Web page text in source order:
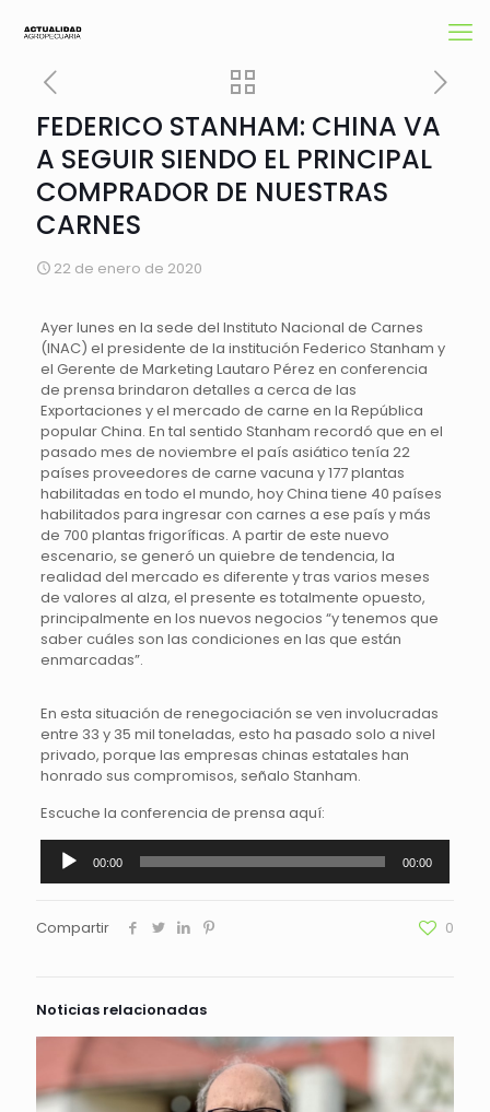
FEDERICO STANHAM: CHINA VA
A SEGUIR SIENDO EL PRINCIPAL
COMPRADOR DE NUESTRAS
CARNES
22 de enero de 2020
Ayer lunes en la sede del Instituto Nacional de Carnes
(INAC) el presidente de la institución Federico Stanham y
el Gerente de Marketing Lautaro Pérez en conferencia
de prensa brindaron detalles a cerca de las
Exportaciones y el mercado de carne en la República
popular China. En tal sentido Stanham recordó que en el
pasado mes de noviembre el país asiático tenía 22
países proveedores de carne vacuna y 177 plantas
habilitadas en todo el mundo, hoy China tiene 40 países
habilitados para ingresar con carnes a ese país y más
de 700 plantas frigoríficas. A partir de este nuevo
escenario, se generó un quiebre de tendencia, la
realidad del mercado es diferente y tras varios meses
de valores al alza, el presente es totalmente opuesto,
principalmente en los nuevos negocios “y tenemos que
saber cuáles son las condiciones en las que están
enmarcadas”.
En esta situación de renegociación se ven involucradas
entre 33 y 35 mil toneladas, esto ha pasado solo a nivel
privado, porque las empresas chinas estatales han
honrado sus compromisos, señalo Stanham.
Escuche la conferencia de prensa aquí:
Reproductor
audio
00:00 00:00
Compartir 0
Noticias relacionadas